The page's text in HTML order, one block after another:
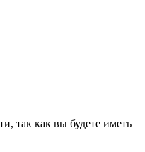
так как вы будете иметь